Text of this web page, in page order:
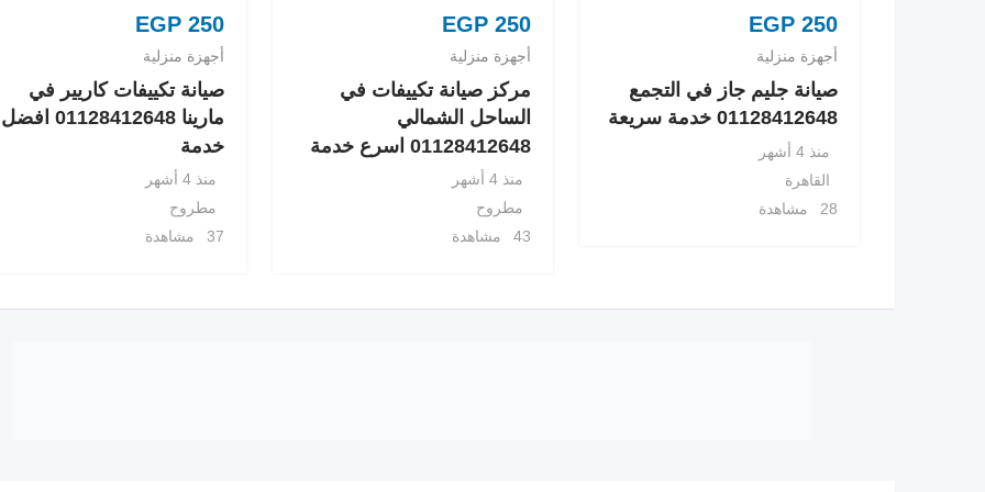
EGP 250
أجهزة منزلية
صيانة جليم جاز في التجمع
01128412648 خدمة سريعة
منذ 4 أشهر
القاهرة
28 مشاهدة
EGP250
أجهزة منزلية
مركز صيانة تكييفات في
الساحل الشمالي
01128412648 اسرع خدمة
منذ 4 أشهر
مطروح
43 مشاهدة
EGP250
أجهزة منزلية
صيانة تكييفات كاريير في
مارينا 01128412648 افضل
خدمة
منذ 4 أشهر
مطروح
37 مشاهدة